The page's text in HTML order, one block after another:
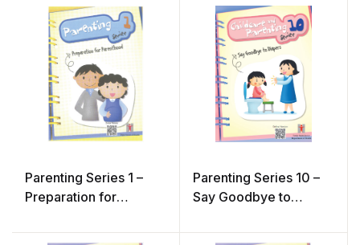
Parenting Series 1 –
Preparation for
Parenting Series 10 –
Say Goodbye to